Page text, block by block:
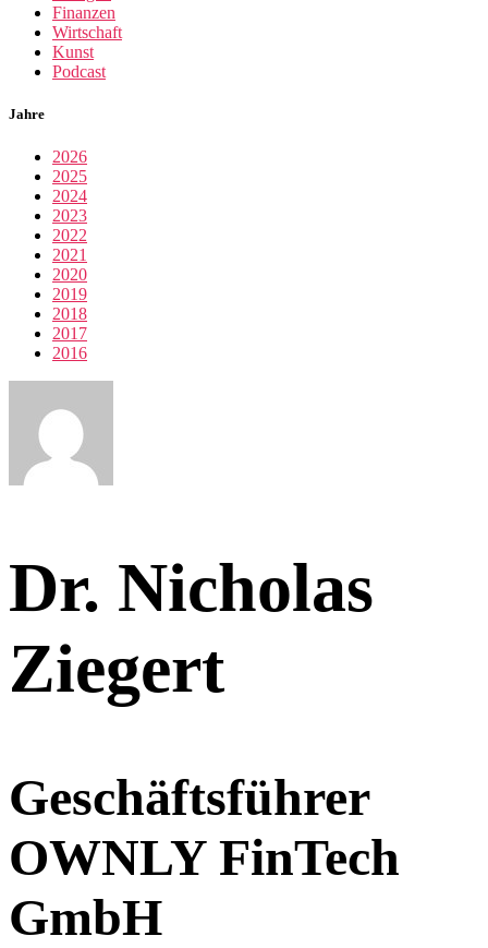
Finanzen
Wirtschaft
Kunst
Podcast
Jahre
2026
2025
2024
2023
2022
2021
2020
2019
2018
2017
2016
Dr. Nicholas
Ziegert
Geschäftsführer
OWNLY FinTech
GmbH